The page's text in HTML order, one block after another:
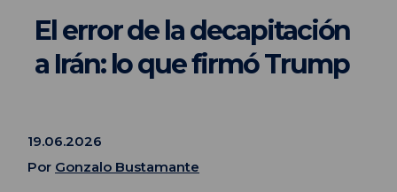
El error de la decapitación
a Irán: lo que firmó Trump
19.06.2026
Por Gonzalo Bustamante